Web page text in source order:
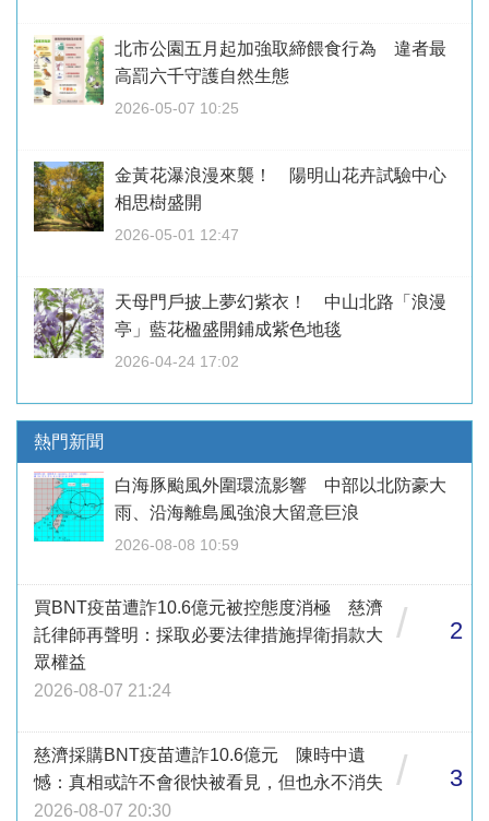
北市公園五月起加強取締餵食行為 違者最
高罰六千守護自然生態
2026-05-07 10:25
金黃花瀑浪漫來襲！ 陽明山花卉試驗中心
相思樹盛開
2026-05-01 12:47
天母門戶披上夢幻紫衣！ 中山北路「浪漫
亭」藍花楹盛開鋪成紫色地毯
2026-04-24 17:02
熱門新聞
白海豚颱風外圍環流影響 中部以北防豪大
雨、沿海離島風強浪大留意巨浪
2026-08-08 10:59
買BNT疫苗遭詐10.6億元被控態度消極 慈濟
託律師再聲明：採取必要法律措施捍衛捐款大
眾權益
2026-08-07 21:24
/ 2
慈濟採購BNT疫苗遭詐10.6億元 陳時中遺
憾：真相或許不會很快被看見，但也永不消失
2026-08-07 20:30
/ 3